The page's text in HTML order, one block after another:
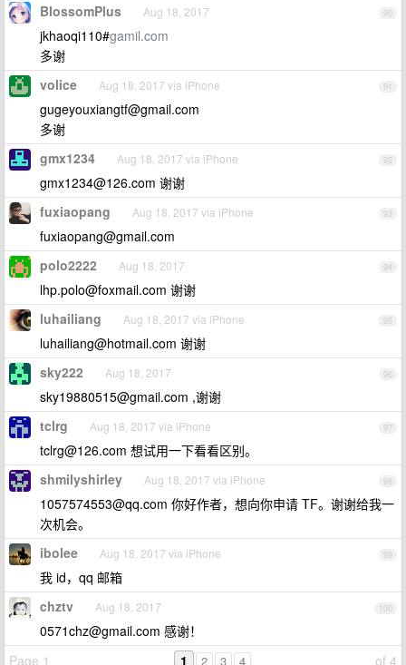
90
BlossomPlus Aug 18, 2017
jkhaoqi110#gamil.com
多谢
91
volice Aug 18, 2017 via iPhone
gugeyouxiangtf@gmail.com
多谢
92
gmx1234 Aug 18, 2017 via iPhone
gmx1234@126.com 谢谢
93
fuxiaopang Aug 18, 2017 via iPhone
fuxiaopang@gmail.com
94
polo2222 Aug 18, 2017
lhp.polo@foxmail.com 谢谢
95
luhailiang Aug 18, 2017 via iPhone
luhailiang@hotmail.com 谢谢
96
sky222 Aug 18, 2017
sky19880515@gmail.com ,谢谢
97
tclrg Aug 18, 2017 via iPhone
tclrg@126.com 想试用一下看看区别。
98
shmilyshirley Aug 18, 2017 via iPhone
1057574553@qq.com 你好作者，想向你申请 TF。谢谢给我一
次机会。
99
ibolee Aug 18, 2017 via iPhone
我 id，qq 邮箱
100
chztv Aug 18, 2017
0571chz@gmail.com 感谢！
Page 1
of 4
1 2 3 4